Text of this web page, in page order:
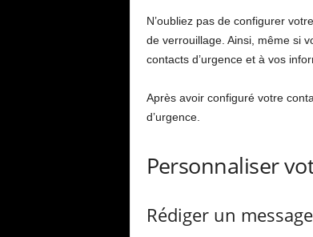
N’oubliez pas de configurer
de verrouillage. Ainsi, même si
contacts d’urgence et à vos
Après avoir configuré votre
d’urgence.
Personnaliser
Rédiger un